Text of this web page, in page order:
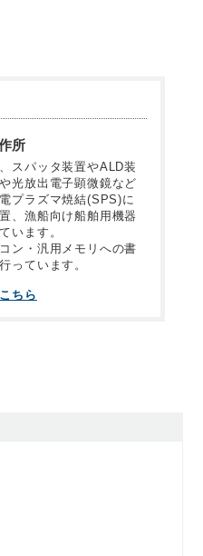
所
スパッタ装置やALD装
光放出電子顕微鏡など
プラズマ焼結(SPS)に
、漁船向け船舶用機器
います。
ン・汎用メモリへの書
っています。
ちら